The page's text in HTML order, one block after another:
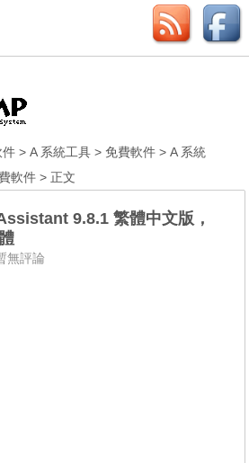
件 >A 系統工具 >免費軟件 >A 系統
軟件 > 正文
9.8.1 繁體中文版，
無評論